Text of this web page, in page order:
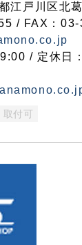
江戸川区北
/ FAX：
/ 定休日
取付可